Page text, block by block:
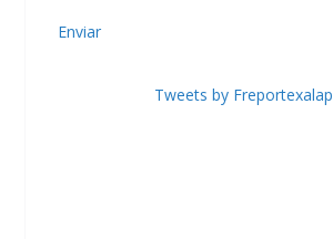
Enviar
Tweets by